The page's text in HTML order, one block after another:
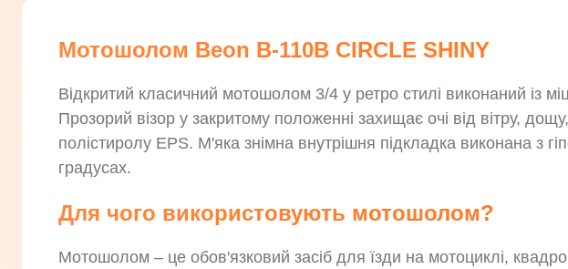
Мотошолом Beon B-110B CIRCLE SHINY
Відкритий класичний мотошолом 3/4 у ретро стилі виконаний із
Прозорий візор у закритому положенні захищає очі від вітру,
полістиролу EPS. М'яка знімна внутрішня підкладка виконана з
градусах.
Для чого використовують мотошолом?
Мотошолом – це обов'язковий засіб для їзди на мотоциклі,